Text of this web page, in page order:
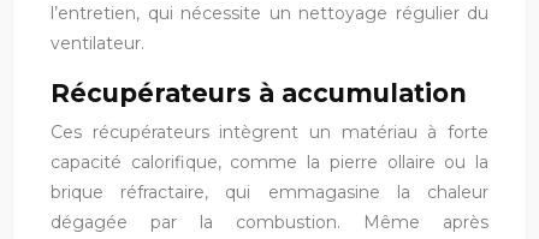
l’entretien, qui nécessite un nettoyage régulier du
ventilateur.
Récupérateurs à accumulation
Ces récupérateurs intègrent un matériau à forte
capacité calorifique, comme la pierre ollaire ou la
brique réfractaire, qui emmagasine la chaleur
dégagée par la combustion. Même après